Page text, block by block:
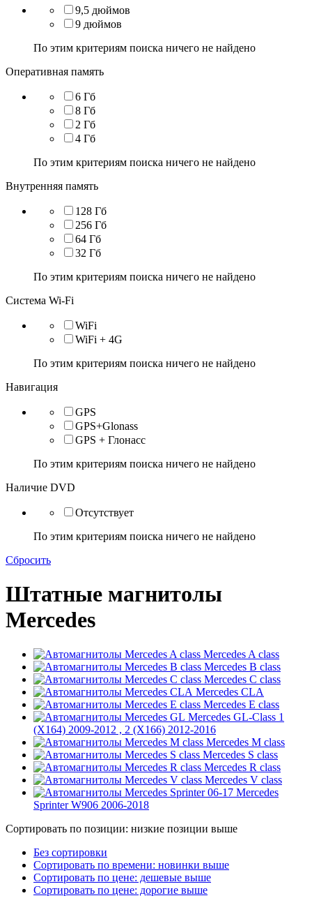
9,5 дюймов
9 дюймов
По этим критериям поиска ничего не найдено
Оперативная память
6 Гб
8 Гб
2 Гб
4 Гб
По этим критериям поиска ничего не найдено
Внутренняя память
128 Гб
256 Гб
64 Гб
32 Гб
По этим критериям поиска ничего не найдено
Система Wi-Fi
WiFi
WiFi + 4G
По этим критериям поиска ничего не найдено
Навигация
GPS
GPS+Glonass
GPS + Глонасс
По этим критериям поиска ничего не найдено
Наличие DVD
Отсутствует
По этим критериям поиска ничего не найдено
Сбросить
Штатные магнитолы
Mercedes
Mercedes A class
Mercedes B class
Mercedes C class
Mercedes CLA
Mercedes E class
Mercedes GL-Class 1
(X164) 2009-2012 , 2 (X166) 2012-2016
Mercedes M class
Mercedes S class
Mercedes R class
Mercedes V class
Mercedes
Sprinter W906 2006-2018
Сортировать по позиции: низкие позиции выше
Без сортировки
Сортировать по времени: новинки выше
Сортировать по цене: дешевые выше
Сортировать по цене: дорогие выше